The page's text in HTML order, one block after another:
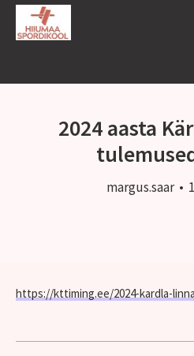
2024 aasta
margus.saar•
https://kttiming.ee/2024-kardla-